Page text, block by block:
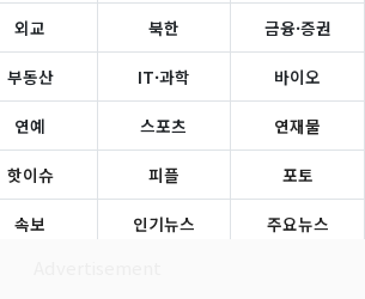
외교 북한 금융·증권
부동산 IT·과학 바이오
연예 스포츠 연재물
핫이슈 피플 포토
속보 인기뉴스 주요뉴스